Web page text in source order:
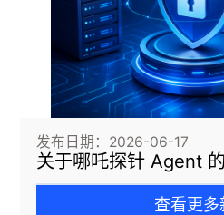
发布日期：2026-06-17
关于哪吒探针 Agent
查看更多